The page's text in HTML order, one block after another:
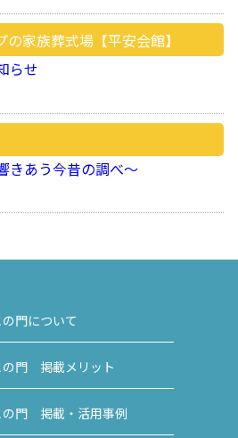
家族葬式場【平安会館】
らせ
あう今昔の調べ～
門について
の門 掲載メリット
の門 掲載・活用事例